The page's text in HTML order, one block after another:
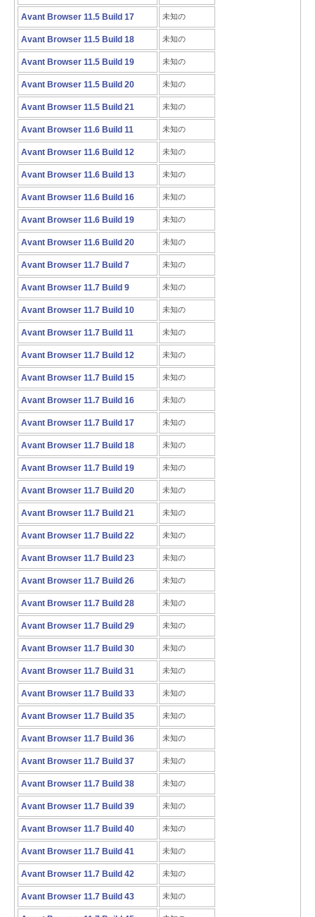
Avant Browser 11.5 Build 17 未知の
Avant Browser 11.5 Build 18 未知の
Avant Browser 11.5 Build 19 未知の
Avant Browser 11.5 Build 20 未知の
Avant Browser 11.5 Build 21 未知の
Avant Browser 11.6 Build 11 未知の
Avant Browser 11.6 Build 12 未知の
Avant Browser 11.6 Build 13 未知の
Avant Browser 11.6 Build 16 未知の
Avant Browser 11.6 Build 19 未知の
Avant Browser 11.6 Build 20 未知の
Avant Browser 11.7 Build 7 未知の
Avant Browser 11.7 Build 9 未知の
Avant Browser 11.7 Build 10 未知の
Avant Browser 11.7 Build 11 未知の
Avant Browser 11.7 Build 12 未知の
Avant Browser 11.7 Build 15 未知の
Avant Browser 11.7 Build 16 未知の
Avant Browser 11.7 Build 17 未知の
Avant Browser 11.7 Build 18 未知の
Avant Browser 11.7 Build 19 未知の
Avant Browser 11.7 Build 20 未知の
Avant Browser 11.7 Build 21 未知の
Avant Browser 11.7 Build 22 未知の
Avant Browser 11.7 Build 23 未知の
Avant Browser 11.7 Build 26 未知の
Avant Browser 11.7 Build 28 未知の
Avant Browser 11.7 Build 29 未知の
Avant Browser 11.7 Build 30 未知の
Avant Browser 11.7 Build 31 未知の
Avant Browser 11.7 Build 33 未知の
Avant Browser 11.7 Build 35 未知の
Avant Browser 11.7 Build 36 未知の
Avant Browser 11.7 Build 37 未知の
Avant Browser 11.7 Build 38 未知の
Avant Browser 11.7 Build 39 未知の
Avant Browser 11.7 Build 40 未知の
Avant Browser 11.7 Build 41 未知の
Avant Browser 11.7 Build 42 未知の
Avant Browser 11.7 Build 43 未知の